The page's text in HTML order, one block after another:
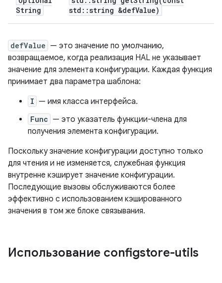
String
std ::string &defValue)
defValue — это значение по умолчанию,
возвращаемое, когда реализация HAL не указывает
значение для элемента конфигурации. Каждая функция
принимает два параметра шаблона:
I — имя класса интерфейса.
Func — это указатель функции-члена для
получения элемента конфигурации.
Поскольку значение конфигурации доступно только
для чтения и не изменяется, служебная функция
внутренне кэширует значение конфигурации.
Последующие вызовы обслуживаются более
эффективно с использованием кэшированного
значения в том же блоке связывания.
Использование configstore-utils